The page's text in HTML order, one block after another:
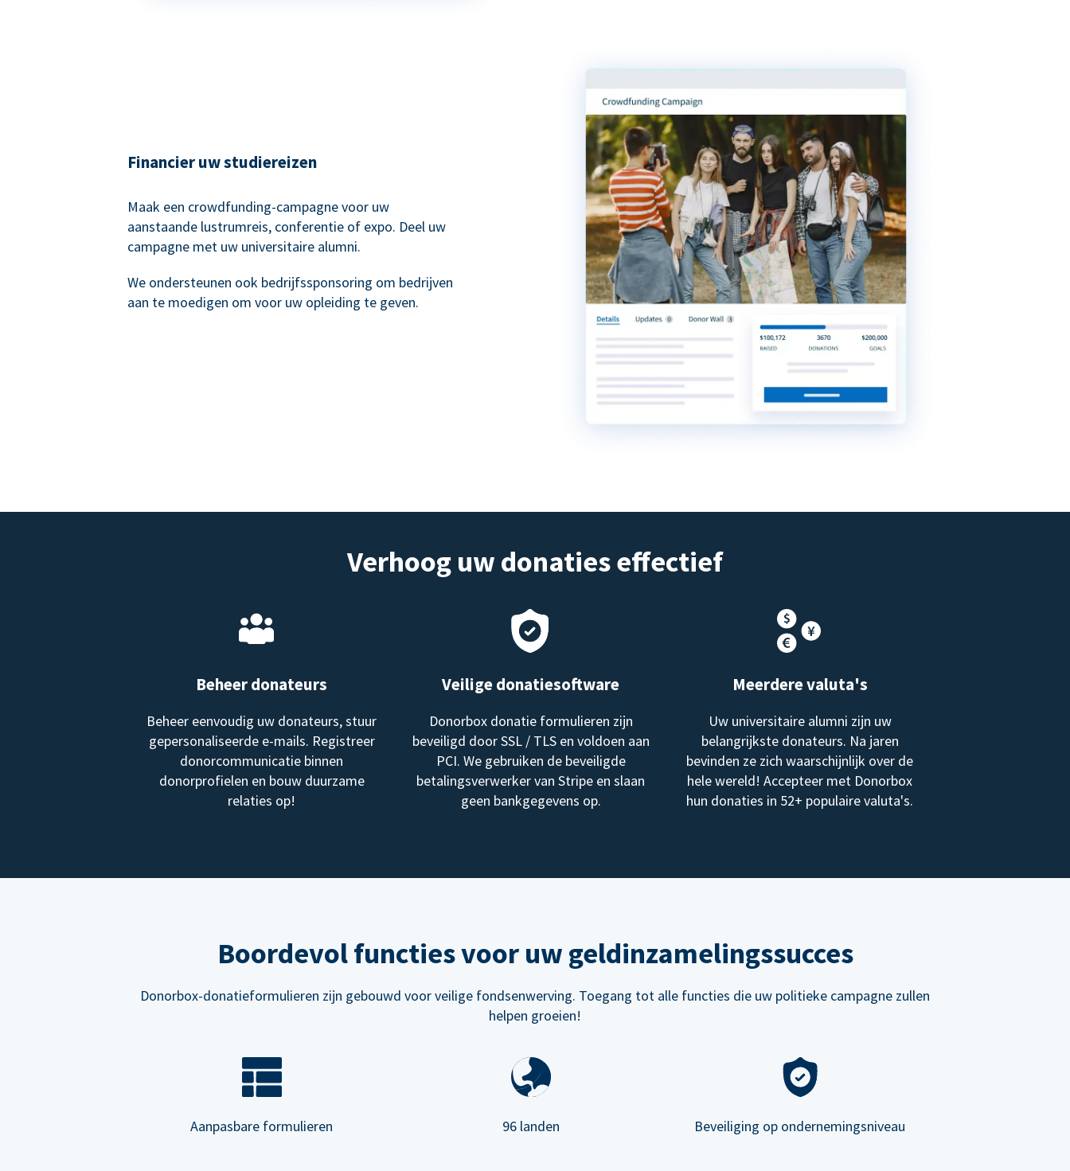
Financier uw studiereizen
Maak een crowdfunding-campagne voor uw
aanstaande lustrumreis, conferentie of expo. Deel uw
campagne met uw universitaire alumni.
We ondersteunen ook bedrijfssponsoring om bedrijven
aan te moedigen om voor uw opleiding te geven.
Verhoog uw donaties effectief
Beheer donateurs
Beheer eenvoudig uw donateurs, stuur
gepersonaliseerde e-mails. Registreer
donorcommunicatie binnen
donorprofielen en bouw duurzame
relaties op!
Veilige donatiesoftware
Donorbox donatie formulieren zijn
beveiligd door SSL / TLS en voldoen aan
PCI. We gebruiken de beveiligde
betalingsverwerker van Stripe en slaan
geen bankgegevens op.
Meerdere valuta's
Uw universitaire alumni zijn uw
belangrijkste donateurs. Na jaren
bevinden ze zich waarschijnlijk over de
hele wereld! Accepteer met Donorbox
hun donaties in 52+ populaire valuta's.
Boordevol functies voor uw geldinzamelingssucces
Donorbox-donatieformulieren zijn gebouwd voor veilige fondsenwerving. Toegang tot alle functies die uw politieke campagne zullen
helpen groeien!
Aanpasbare formulieren 96 landen Beveiliging op ondernemingsniveau